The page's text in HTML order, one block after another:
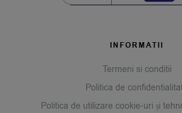
INFORMATII
Termeni si conditii
Politica de
Politica de utilizare cookie-uri și